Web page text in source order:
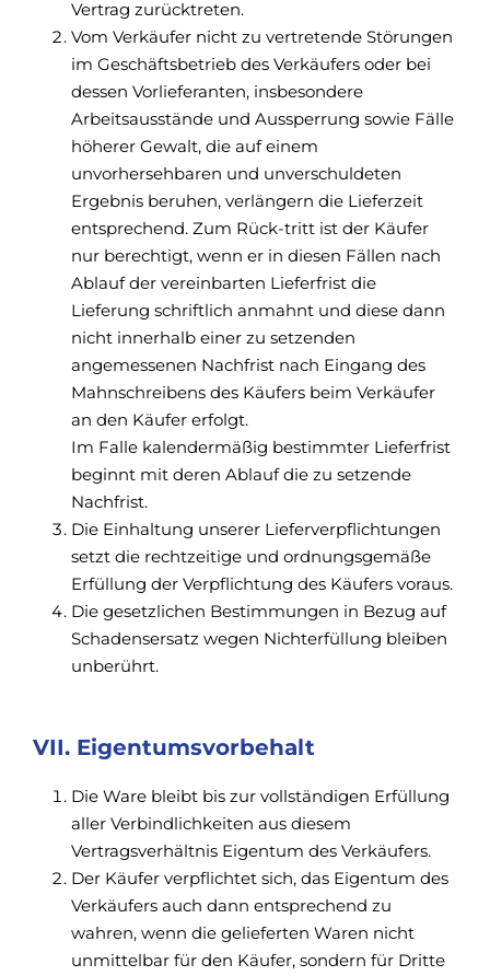
Vertrag zurücktreten.
Vom Verkäufer nicht zu vertretende Störungen
im Geschäftsbetrieb des Verkäufers oder bei
dessen Vorlieferanten, insbesondere
Arbeitsausstände und Aussperrung sowie Fälle
höherer Gewalt, die auf einem
unvorhersehbaren und unverschuldeten
Ergebnis beruhen, verlängern die Lieferzeit
entsprechend. Zum Rück-tritt ist der Käufer
nur berechtigt, wenn er in diesen Fällen nach
Ablauf der vereinbarten Lieferfrist die
Lieferung schriftlich anmahnt und diese dann
nicht innerhalb einer zu setzenden
angemessenen Nachfrist nach Eingang des
Mahnschreibens des Käufers beim Verkäufer
an den Käufer erfolgt.
Im Falle kalendermäßig bestimmter Lieferfrist
beginnt mit deren Ablauf die zu setzende
Nachfrist.
Die Einhaltung unserer Lieferverpflichtungen
setzt die rechtzeitige und ordnungsgemäße
Erfüllung der Verpflichtung des Käufers voraus.
Die gesetzlichen Bestimmungen in Bezug auf
Schadensersatz wegen Nichterfüllung bleiben
unberührt.
VII. Eigentumsvorbehalt
Die Ware bleibt bis zur vollständigen Erfüllung
aller Verbindlichkeiten aus diesem
Vertragsverhältnis Eigentum des Verkäufers.
Der Käufer verpflichtet sich, das Eigentum des
Verkäufers auch dann entsprechend zu
wahren, wenn die gelieferten Waren nicht
unmittelbar für den Käufer, sondern für Dritte